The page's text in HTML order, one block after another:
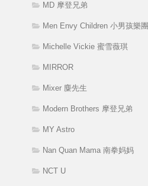
MD 摩登兄弟
Men Envy Children 小男孩樂團
Michelle Vickie 蜜雪薇琪
MIRROR
Mixer 麋先生
Modern Brothers 摩登兄弟
MY Astro
Nan Quan Mama 南拳妈妈
NCT U